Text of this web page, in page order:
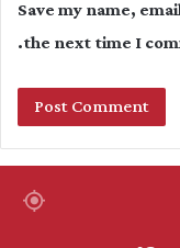
Save my name,
the next time I